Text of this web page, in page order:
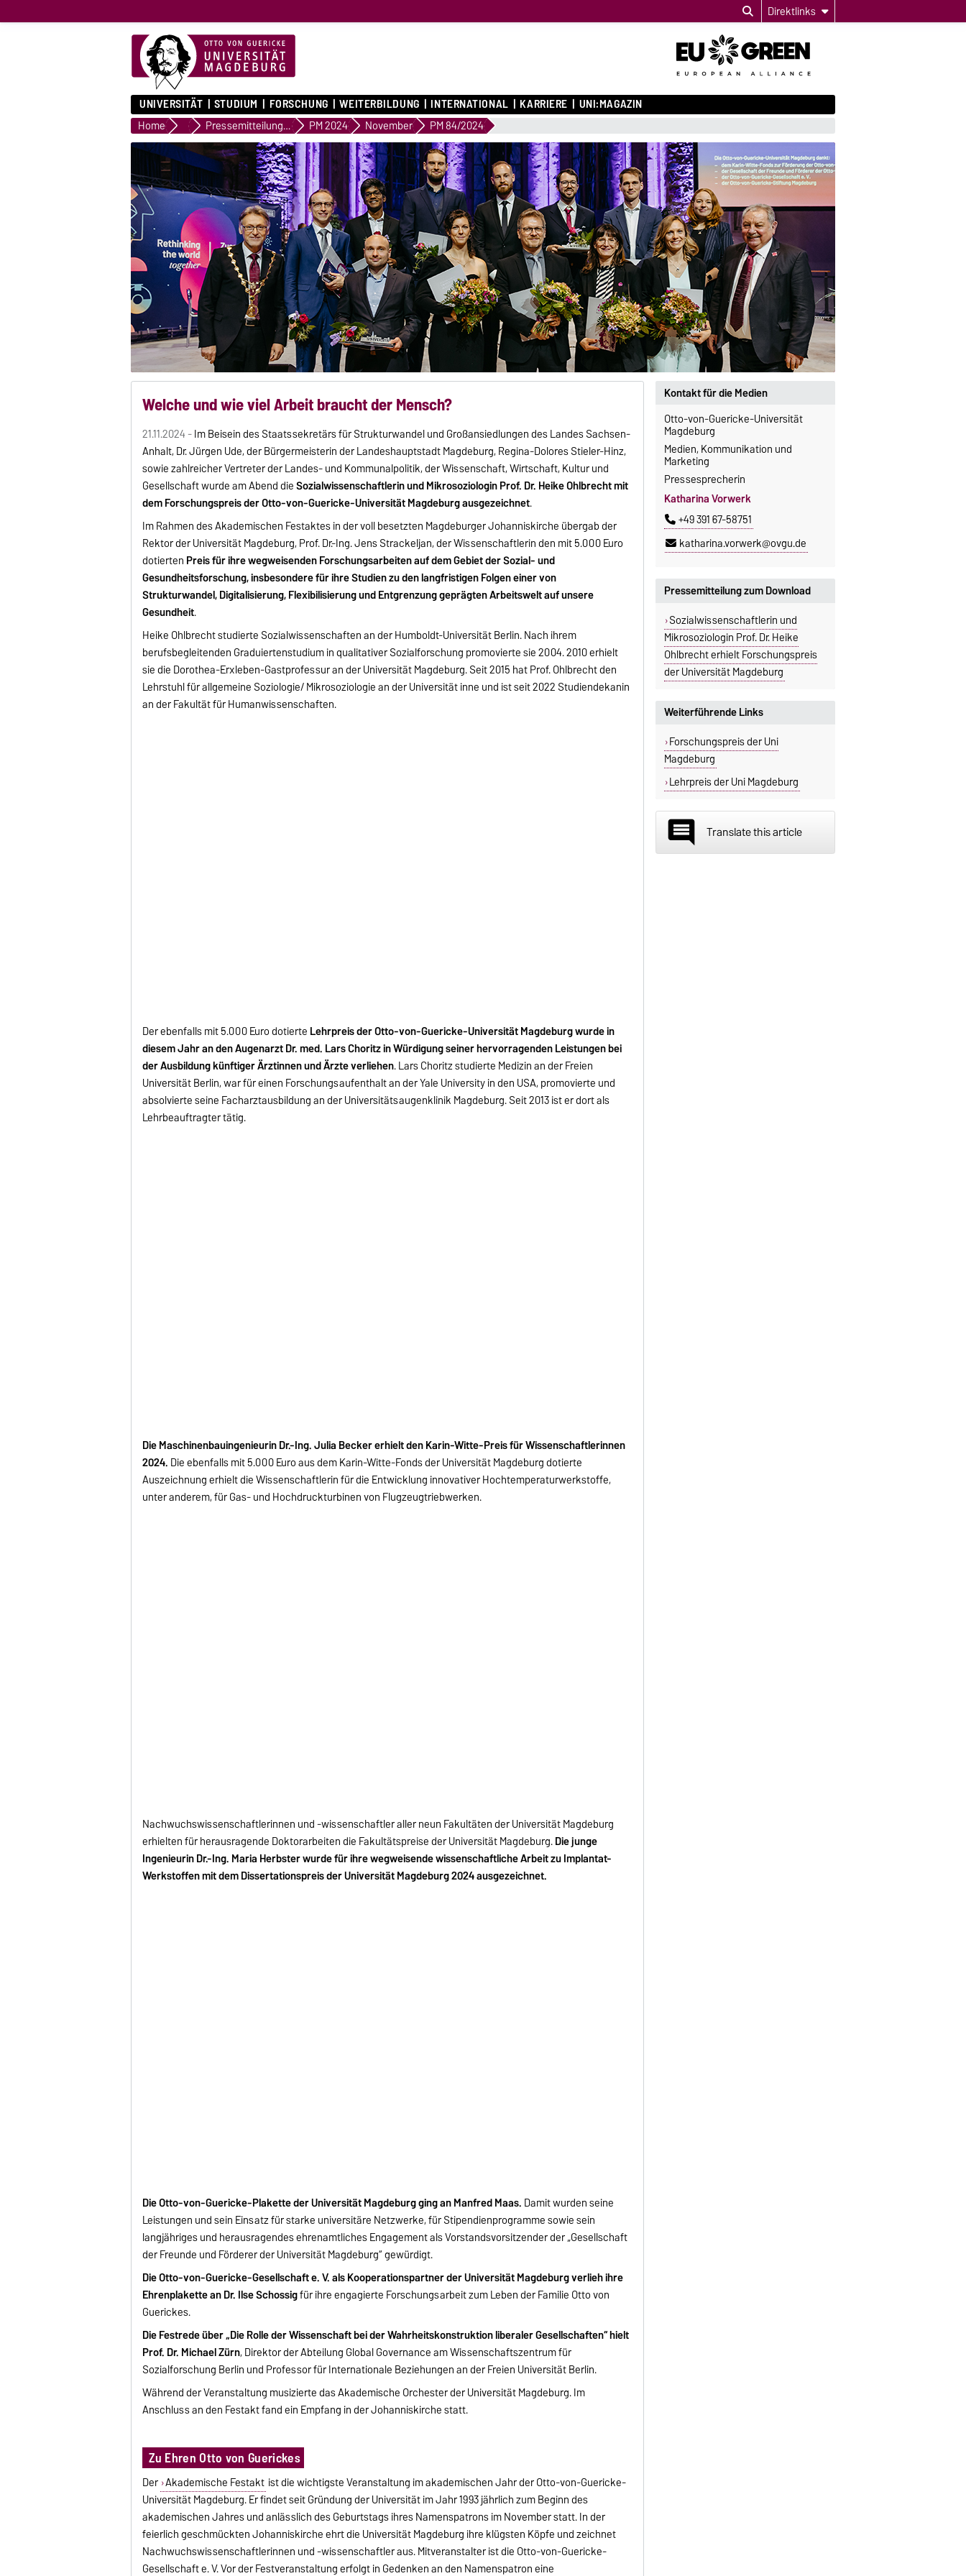
Direktlinks
UNIVERSITÄT STUDIUM FORSCHUNG WEITERBILDUNG INTERNATIONAL KARRIERE UNI:MAGAZIN
Home Presse & Medien Pressemitteilungen PM 2024 November PM 84/2024
Welche und wie viel Arbeit braucht der Mensch?
21.11.2024 -Im Beisein des Staatssekretärs für Strukturwandel und Großansiedlungen des Landes Sachsen-
Anhalt, Dr. Jürgen Ude, der Bürgermeisterin der Landeshauptstadt Magdeburg, Regina-Dolores Stieler-Hinz,
sowie zahlreicher Vertreter der Landes- und Kommunalpolitik, der Wissenschaft, Wirtschaft, Kultur und
Gesellschaft wurde am Abend dieSozialwissenschaftlerin und Mikrosoziologin Prof. Dr. Heike Ohlbrecht mit
dem Forschungspreis der Otto-von-Guericke-Universität Magdeburg ausgezeichnet.
Im Rahmen des Akademischen Festaktes in der voll besetzten Magdeburger Johanniskirche übergab der
Rektor der Universität Magdeburg, Prof. Dr.-Ing. Jens Strackeljan, der Wissenschaftlerin den mit 5.000 Euro
dotierten Preis für ihre wegweisenden Forschungsarbeiten auf dem Gebiet der Sozial- und
Gesundheitsforschung, insbesondere für ihre Studien zu den langfristigen Folgen einer von
Strukturwandel, Digitalisierung, Flexibilisierung und Entgrenzung geprägten Arbeitswelt auf unsere
Gesundheit.
Heike Ohlbrecht studierte Sozialwissenschaften an der Humboldt-Universität Berlin. Nach ihrem
berufsbegleitenden Graduiertenstudium in qualitativer Sozialforschung promovierte sie 2004. 2010 erhielt
sie die Dorothea-Erxleben-Gastprofessur an der Universität Magdeburg. Seit 2015 hat Prof. Ohlbrecht den
Lehrstuhl für allgemeine Soziologie/ Mikrosoziologie an der Universität inne und ist seit 2022 Studiendekanin
an der Fakultät für Humanwissenschaften.
Der ebenfalls mit 5.000 Euro dotierte Lehrpreis der Otto-von-Guericke-Universität Magdeburg wurde in
diesem Jahr an den Augenarzt Dr. med. Lars Choritz in Würdigung seiner hervorragenden Leistungen bei
der Ausbildung künftiger Ärztinnen und Ärzte verliehen. Lars Choritz studierte Medizin an der Freien
Universität Berlin, war für einen Forschungsaufenthalt an der Yale University in den USA, promovierte und
absolvierte seine Facharztausbildung an der Universitätsaugenklinik Magdeburg. Seit 2013 ist er dort als
Lehrbeauftragter tätig.
Die Maschinenbauingenieurin Dr.-Ing. Julia Becker erhielt den Karin-Witte-Preis für Wissenschaftlerinnen
2024. Die ebenfalls mit 5.000 Euro aus dem Karin-Witte-Fonds der Universität Magdeburg dotierte
Auszeichnung erhielt die Wissenschaftlerin für die Entwicklung innovativer Hochtemperaturwerkstoffe,
unter anderem, für Gas- und Hochdruckturbinen von Flugzeugtriebwerken.
Nachwuchswissenschaftlerinnen und -wissenschaftler aller neun Fakultäten der Universität Magdeburg
erhielten für herausragende Doktorarbeiten die Fakultätspreise der Universität Magdeburg.Die junge
Ingenieurin Dr.-Ing. Maria Herbster wurde für ihre wegweisende wissenschaftliche Arbeit zu Implantat-
Werkstoffen mit dem Dissertationspreis der Universität Magdeburg 2024 ausgezeichnet.
Die Otto-von-Guericke-Plakette der Universität Magdeburg ging an Manfred Maas. Damit wurden seine
Leistungen und sein Einsatz für starke universitäre Netzwerke, für Stipendienprogramme sowie sein
langjähriges und herausragendes ehrenamtliches Engagement als Vorstandsvorsitzender der „Gesellschaft
der Freunde und Förderer der Universität Magdeburg“ gewürdigt.
Die Otto-von-Guericke-Gesellschaft e. V. als Kooperationspartner der Universität Magdeburg verlieh ihre
Ehrenplakette an Dr. Ilse Schossigfür ihre engagierte Forschungsarbeit zum Leben der Familie Otto von
Guerickes.
Die Festrede über „Die Rolle der Wissenschaft bei der Wahrheitskonstruktion liberaler Gesellschaften“ hielt
Prof. Dr. Michael Zürn, Direktor der Abteilung Global Governance am Wissenschaftszentrum für
Sozialforschung Berlin und Professor für Internationale Beziehungen an der Freien Universität Berlin.
Während der Veranstaltung musizierte das Akademische Orchester der Universität Magdeburg. Im
Anschluss an den Festakt fand ein Empfang in der Johanniskirche statt.
Zu Ehren Otto von Guerickes
Der Akademische Festakt ist die wichtigste Veranstaltung im akademischen Jahr der Otto-von-Guericke-
Universität Magdeburg. Er findet seit Gründung der Universität im Jahr 1993 jährlich zum Beginn des
akademischen Jahres und anlässlich des Geburtstags ihres Namenspatrons im November statt. In der
feierlich geschmückten Johanniskirche ehrt die Universität Magdeburg ihre klügsten Köpfe und zeichnet
Nachwuchswissenschaftlerinnen und -wissenschaftler aus. Mitveranstalter ist die Otto-von-Guericke-
Gesellschaft e. V. Vor der Festveranstaltung erfolgt in Gedenken an den Namenspatron eine
Kontakt für die Medien
Otto-von-Guericke-Universität
Magdeburg
Medien, Kommunikation und
Marketing
Pressesprecherin
Katharina Vorwerk
+49 391 67-58751
katharina.vorwerk@ovgu.de
Pressemitteilung zum Download
Sozialwissenschaftlerin und
Mikrosoziologin Prof. Dr. Heike
Ohlbrecht erhielt Forschungspreis
der Universität Magdeburg
Weiterführende Links
Forschungspreis der Uni
Magdeburg
Lehrpreis der Uni Magdeburg
insert_comment Translate this article